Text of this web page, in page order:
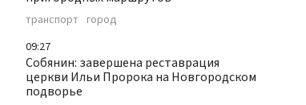
транспорт город
09:27
Собянин: завершена реставрация
церкви Ильи Пророка на Новгородском
подворье